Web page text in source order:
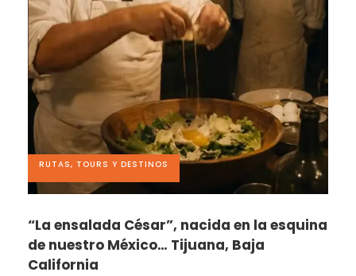
RUTAS, TOURS Y DESTINOS
“La ensalada César”, nacida en la esquina
de nuestro México… Tijuana, Baja
California